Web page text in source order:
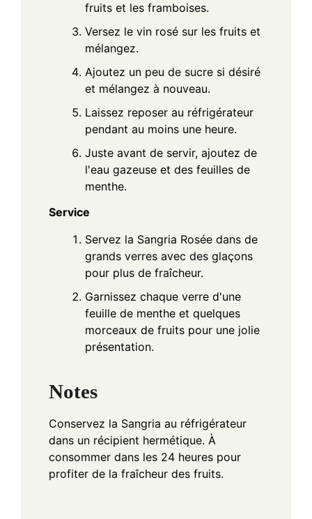
fruits et les framboises.
Versez le vin rosé sur les fruits et
mélangez.
Ajoutez un peu de sucre si désiré
et mélangez à nouveau.
Laissez reposer au réfrigérateur
pendant au moins une heure.
Juste avant de servir, ajoutez de
l'eau gazeuse et des feuilles de
menthe.
Service
Servez la Sangria Rosée dans de
grands verres avec des glaçons
pour plus de fraîcheur.
Garnissez chaque verre d'une
feuille de menthe et quelques
morceaux de fruits pour une jolie
présentation.
Notes
Conservez la Sangria au réfrigérateur
dans un récipient hermétique. À
consommer dans les 24 heures pour
profiter de la fraîcheur des fruits.